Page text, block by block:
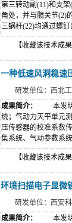
第三转动副(11)和支
角处，并与髋关节(2)
三蜗杆(22)均通过螺
【收藏该技术成果
一种低速风洞稳速
研发单位：西北
成果简介：
本发明
统；气动力天平单元
压传感器的校准系数
集系统、气动参数系
【收藏该技术成果
环境扫描电子显微
研发单位：西安
成果简介：
本发明